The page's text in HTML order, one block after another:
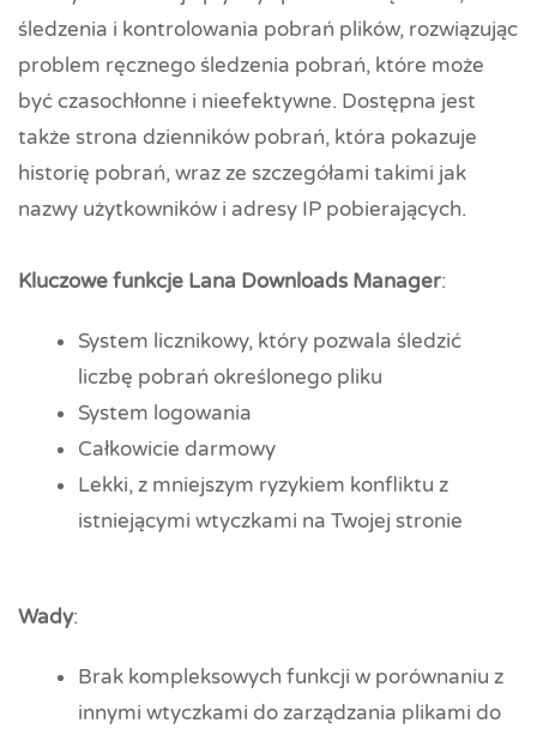
śledzenia i kontrolowania pobrań plików, rozwiązując
problem ręcznego śledzenia pobrań, które może
być czasochłonne i nieefektywne. Dostępna jest
także strona dzienników pobrań, która pokazuje
historię pobrań, wraz ze szczegółami takimi jak
nazwy użytkowników i adresy IP pobierających.
Kluczowe funkcje Lana Downloads Manager:
System licznikowy, który pozwala śledzić
liczbę pobrań określonego pliku
System logowania
Całkowicie darmowy
Lekki, z mniejszym ryzykiem konfliktu z
istniejącymi wtyczkami na Twojej stronie
Wady:
Brak kompleksowych funkcji w porównaniu z
innymi wtyczkami do zarządzania plikami do